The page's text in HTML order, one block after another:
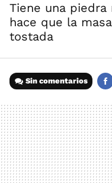
Tiene una
hace que la
tostada
Sin comentarios